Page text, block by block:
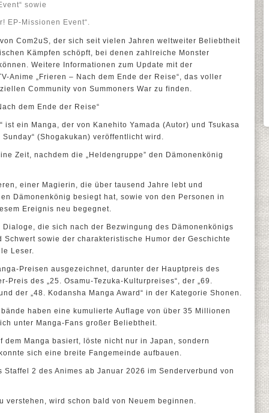
sowie
EP-Missionen Event“.
Com2uS, der sich seit vielen Jahren weltweiter Beliebtheit
Kämpfen schöpft, bei denen zahlreiche Monster
Weitere Informationen zum Update mit der
Anime „Frieren – Nach dem Ende der Reise“, das voller
Community von Summoners War zu finden.
dem Ende der Reise“
ist ein Manga, der von Kanehito Yamada (Autor) und Tsukasa
(Shogakukan) veröffentlicht wird.
Zeit, nachdem die „Heldengruppe” den Dämonenkönig
einer Magierin, die über tausend Jahre lebt und
Dämonenkönig besiegt hat, sowie von den Personen in
Ereignis neu begegnet.
die sich nach der Bezwingung des Dämonenkönigs
sowie der charakteristische Humor der Geschichte
Leser.
Preisen ausgezeichnet, darunter der Hauptpreis des
Preis des „25. Osamu-Tezuka-Kulturpreises“, der „69.
der „48. Kodansha Manga Award“ in der Kategorie Shonen.
haben eine kumulierte Auflage von über 35 Millionen
unter Manga-Fans großer Beliebtheit.
dem Manga basiert, löste nicht nur in Japan, sondern
sich eine breite Fangemeinde aufbauen.
2 des Animes ab Januar 2026 im Senderverbund von
verstehen, wird schon bald von Neuem beginnen.